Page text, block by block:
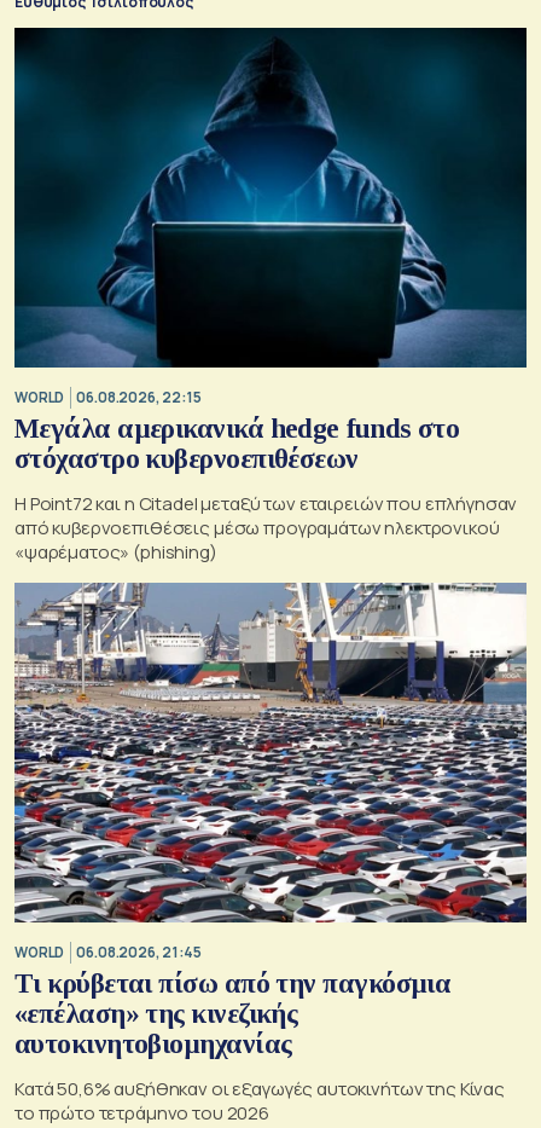
WORLD 06.08.2026, 22:15
Μεγάλα αμερικανικά hedge funds στο
στόχαστρο κυβερνοεπιθέσεων
Η Point72 και η Citadel μεταξύ των εταιρειών που επλήγησαν
από κυβερνοεπιθέσεις μέσω προγραμάτων ηλεκτρονικού
«ψαρέματος» (phishing)
WORLD 06.08.2026, 21:45
Τι κρύβεται πίσω από την παγκόσμια
«επέλαση» της κινεζικής
αυτοκινητοβιομηχανίας
Κατά 50,6% αυξήθηκαν οι εξαγωγές αυτοκινήτων της Κίνας
το πρώτο τετράμηνο του 2026